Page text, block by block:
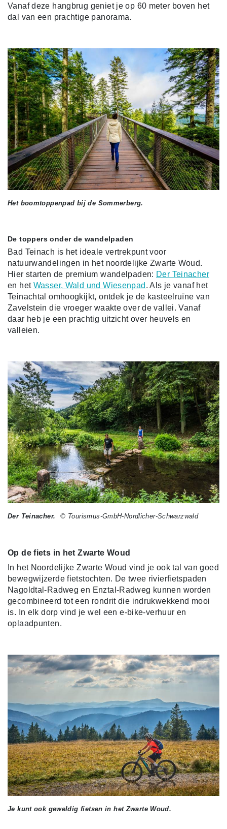
Vanaf deze hangbrug geniet je op 60 meter boven het
dal van een prachtige panorama.
Het boomtoppenpad bij de Sommerberg.
De toppers onder de wandelpaden
Bad Teinach is het ideale vertrekpunt voor
natuurwandelingen in het noordelijke Zwarte Woud.
Hier starten de premium wandelpaden: Der Teinacher
en het Wasser, Wald und Wiesenpad . Als je vanaf het
Teinachtal omhoogkijkt, ontdek je de kasteelruïne van
Zavelstein die vroeger waakte over de vallei. Vanaf
daar heb je een prachtig uitzicht over heuvels en
valleien.
Der Teinacher. © Tourismus-GmbH-Nordlicher-Schwarzwald
Op de fiets in het Zwarte Woud
In het Noordelijke Zwarte Woud vind je ook tal van goed
bewegwijzerde fietstochten. De twee rivierfietspaden
Nagoldtal-Radweg en Enztal-Radweg kunnen worden
gecombineerd tot een rondrit die indrukwekkend mooi
is. In elk dorp vind je wel een e-bike-verhuur en
oplaadpunten.
Je kunt ook geweldig fietsen in het Zwarte Woud.